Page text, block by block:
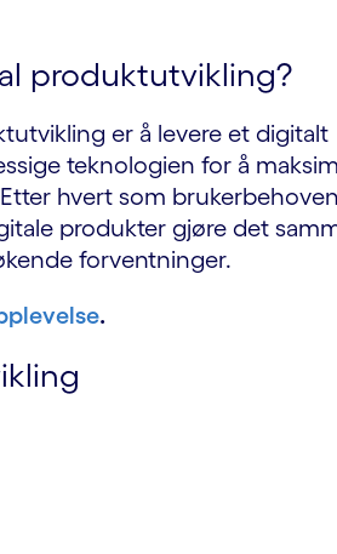
produktutvikling?
er å levere et digitalt
teknologien for å
hvert som
produkter gjøre det
forventninger.
.